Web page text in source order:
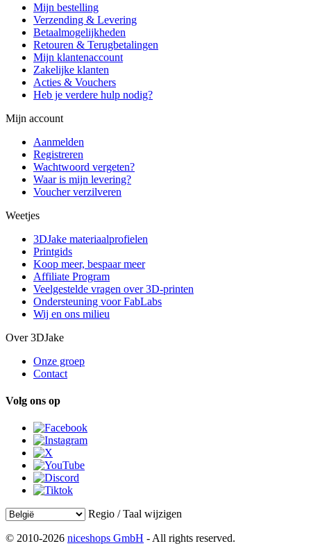
Mijn bestelling
Verzending & Levering
Betaalmogelijkheden
Retouren & Terugbetalingen
Mijn klantenaccount
Zakelijke klanten
Acties & Vouchers
Heb je verdere hulp nodig?
Mijn account
Aanmelden
Registreren
Wachtwoord vergeten?
Waar is mijn levering?
Voucher verzilveren
Weetjes
3DJake materiaalprofielen
Printgids
Koop meer, bespaar meer
Affiliate Program
Veelgestelde vragen over 3D-printen
Ondersteuning voor FabLabs
Wij en ons milieu
Over 3DJake
Onze groep
Contact
Volg ons op
Regio / Taal wijzigen
© 2010-2026 niceshops GmbH - All rights reserved.